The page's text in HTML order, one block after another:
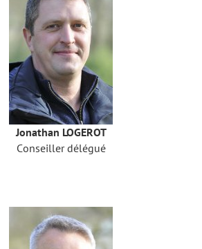
Jonathan LOGEROT
Conseiller délégué